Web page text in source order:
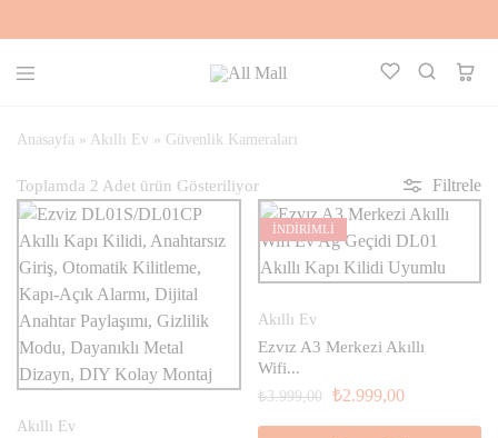
Al
Anasayfa » Akıllı Ev » Güvenlik Kameraları
Filtrele
Toplamda 2 Adet ürün
Akıllı Ev
İNDİRİMLİ
Akıllı Ev
Ezvız A3 Merkezi Akıllı
Wifi...
₺3.999,00 ₺2.999,00